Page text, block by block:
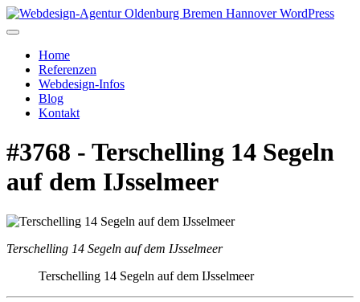
Home
Referenzen
Webdesign-Infos
Blog
Kontakt
#3768 - Terschelling 14 Segeln
auf dem IJsselmeer
Terschelling 14 Segeln auf dem IJsselmeer
Terschelling 14 Segeln auf dem IJsselmeer